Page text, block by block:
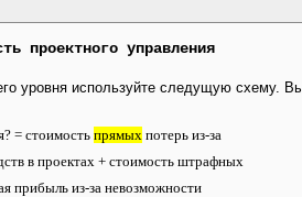
проектного управления
уровня используйте следущую схему.
= стоимость прямых потерь из-за
в проектах + стоимость штрафных
прибыль из-за невозможности